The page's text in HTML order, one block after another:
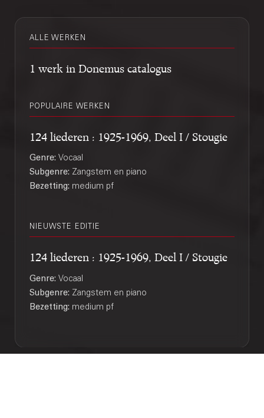
ALLE WERKEN
1 werk in Donemus catalogus
POPULAIRE WERKEN
124 liederen : 1925-1969, Deel I / Stougie
Genre: Vocaal
Subgenre: Zangstem en piano
Bezetting: medium pf
NIEUWSTE EDITIE
124 liederen : 1925-1969, Deel I / Stougie
Genre: Vocaal
Subgenre: Zangstem en piano
Bezetting: medium pf